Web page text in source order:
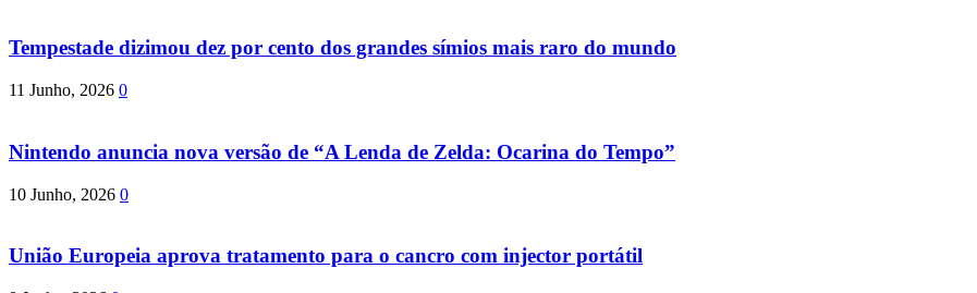
Tempestade dizimou dez por cento dos grandes símios mais raro do mundo
11 Junho, 2026 0
Nintendo anuncia nova versão de “A Lenda de Zelda: Ocarina do Tempo”
10 Junho, 2026 0
União Europeia aprova tratamento para o cancro com injector portátil